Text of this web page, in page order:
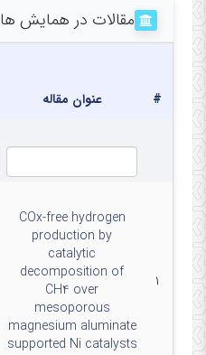
مقالات در همایش ها
# عنوان مقاله
۱
COx-free hydrogen
production by
catalytic
decomposition of
CH4 over
mesoporous
magnesium aluminate
supported Ni catalysts